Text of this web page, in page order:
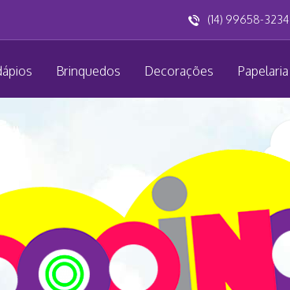
(14) 99658-3234
Brinquedos Decorações Papelaria